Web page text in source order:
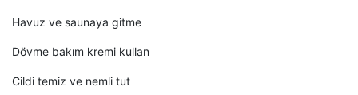
Havuz ve saunaya gitme
Dövme bakım kremi kullan
Cildi temiz ve nemli tut